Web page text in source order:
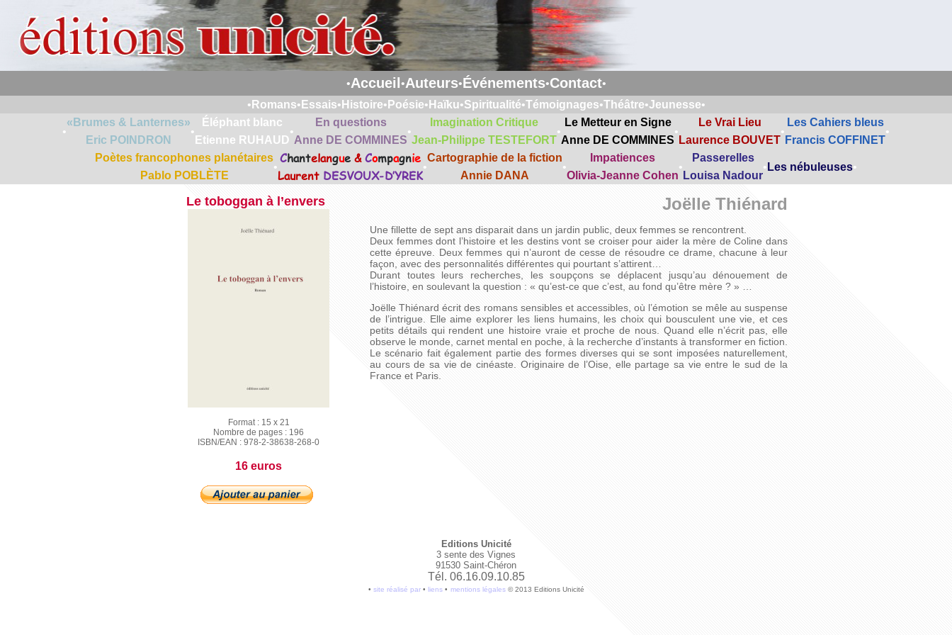
•Accueil •Auteurs•Événements•Contact•
• Romans• Essais• Histoire• Poésie• Haïku•Spiritualité•Témoignages•Théâtre•Jeunesse•
•
«Brumes & Lanternes»
Eric POINDRON
•
Éléphant blanc
Etienne RUHAUD
•
En questions
Anne DE COMMINES
•
Imagination Critique
Jean-Philippe TESTEFORT
•
Le Metteur en Signe
Anne DE COMMINES
•
Le Vrai Lieu
Laurence BOUVET
•
Les Cahiers bleus
Francis COFFINET
•
Poètes francophones planétaires
Pablo POBLÈTE
•
Chantelangue & Compagnie
Laurent DESVOUX-D’YREK
•
Cartographie de la fiction
Annie DANA
•
Impatiences
Olivia-Jeanne Cohen
•
Passerelles
Louisa Nadour
• Les nébuleuses•
Le toboggan à l’envers
Format : 15 x 21
Nombre de pages : 196
ISBN/EAN : 978-2-38638-268-0
16 euros
Joëlle Thiénard
Une fillette de sept ans disparait dans un jardin public, deux femmes se rencontrent.
Deux femmes dont l’histoire et les destins vont se croiser pour aider la mère de Coline dans
cette épreuve. Deux femmes qui n’auront de cesse de résoudre ce drame, chacune à leur
façon, avec des personnalités différentes qui pourtant s’attirent…
Durant toutes leurs recherches, les soupçons se déplacent jusqu’au dénouement de
l’histoire, en soulevant la question : « qu’est-ce que c’est, au fond qu’être mère ? » …
Joëlle Thiénard écrit des romans sensibles et accessibles, où l’émotion se mêle au suspense
de l’intrigue. Elle aime explorer les liens humains, les choix qui bousculent une vie, et ces
petits détails qui rendent une histoire vraie et proche de nous. Quand elle n’écrit pas, elle
observe le monde, carnet mental en poche, à la recherche d’instants à transformer en fiction.
Le scénario fait également partie des formes diverses qui se sont imposées naturellement,
au cours de sa vie de cinéaste. Originaire de l’Oise, elle partage sa vie entre le sud de la
France et Paris.
Editions Unicité
3 sente des Vignes
91530 Saint-Chéron
Tél. 06.16.09.10.85
• site réalisé par• liens • mentions légales© 2013 Editions Unicité